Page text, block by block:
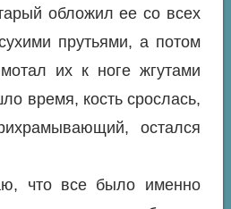
обложил ее со всех
прутьями, а потом
их к ноге жгутами
время, кость срослась,
остался
что все было именно